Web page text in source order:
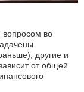
вопросом во
другие и
от общей